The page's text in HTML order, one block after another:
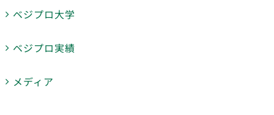
ベジプロ大学
ベジプロ実績
メディア